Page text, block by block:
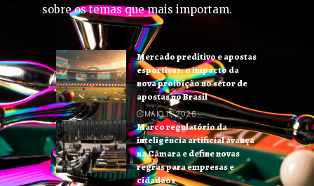
sobre os temas que mais importam.
Mercado preditivo e apostas
esportivas: o impacto da
nova proibição no setor de
apostas no Brasil
MAIO 11, 2026
Marco regulatório da
inteligência artificial avança
na Câmara e define novas
regras para empresas e
cidadãos